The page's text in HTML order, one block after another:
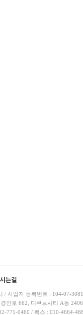
/ 사업자 등록번호 : 104-07-
인로 662, 디큐브시티 A동
771-0460 / 팩스 : 010-4664-